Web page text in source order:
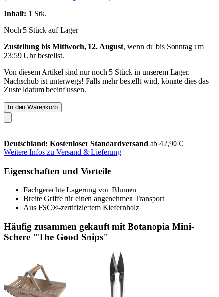
Inhalt: 1 Stk.
Noch 5 Stück auf Lager
Zustellung bis Mittwoch, 12. August, wenn du bis Sonntag um
23:59 Uhrbestellst.
Von diesem Artikel sind nur noch 5 Stück in unserem Lager.
Nachschub ist unterwegs! Falls mehr bestellt wird, könnte dies das
Zustelldatum beeinflussen.
In den Warenkorb
Deutschland: Kostenloser Standardversand ab 42,90 €
Weitere Infos zu Versand & Lieferung
Eigenschaften und Vorteile
Fachgerechte Lagerung von Blumen
Breite Griffe für einen angenehmen Transport
Aus FSC®-zertifiziertem Kiefernholz
Häufig zusammen gekauft mit Botanopia Mini-
Schere "The Good Snips"